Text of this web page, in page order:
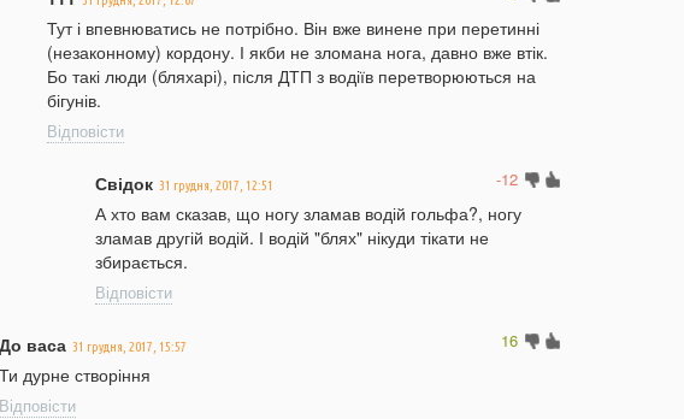
Тут і впевнюватись не потрібно. Він вже винене при перетинні
(незаконному) кордону. І якби не зломана нога, давно вже втік.
Бо такі люди (бляхарі), після ДТП з водіїв перетворюються на
бігунів.
Відповісти
-12
Свідок 31 грудня, 2017, 12:51
А хто вам сказав, що ногу зламав водій гольфа?, ногу
зламав другій водій. І водій "блях" нікуди тікати не
збирається.
Відповісти
16
До васа 31 грудня, 2017, 15:57
Ти дурне створіння
Відповісти